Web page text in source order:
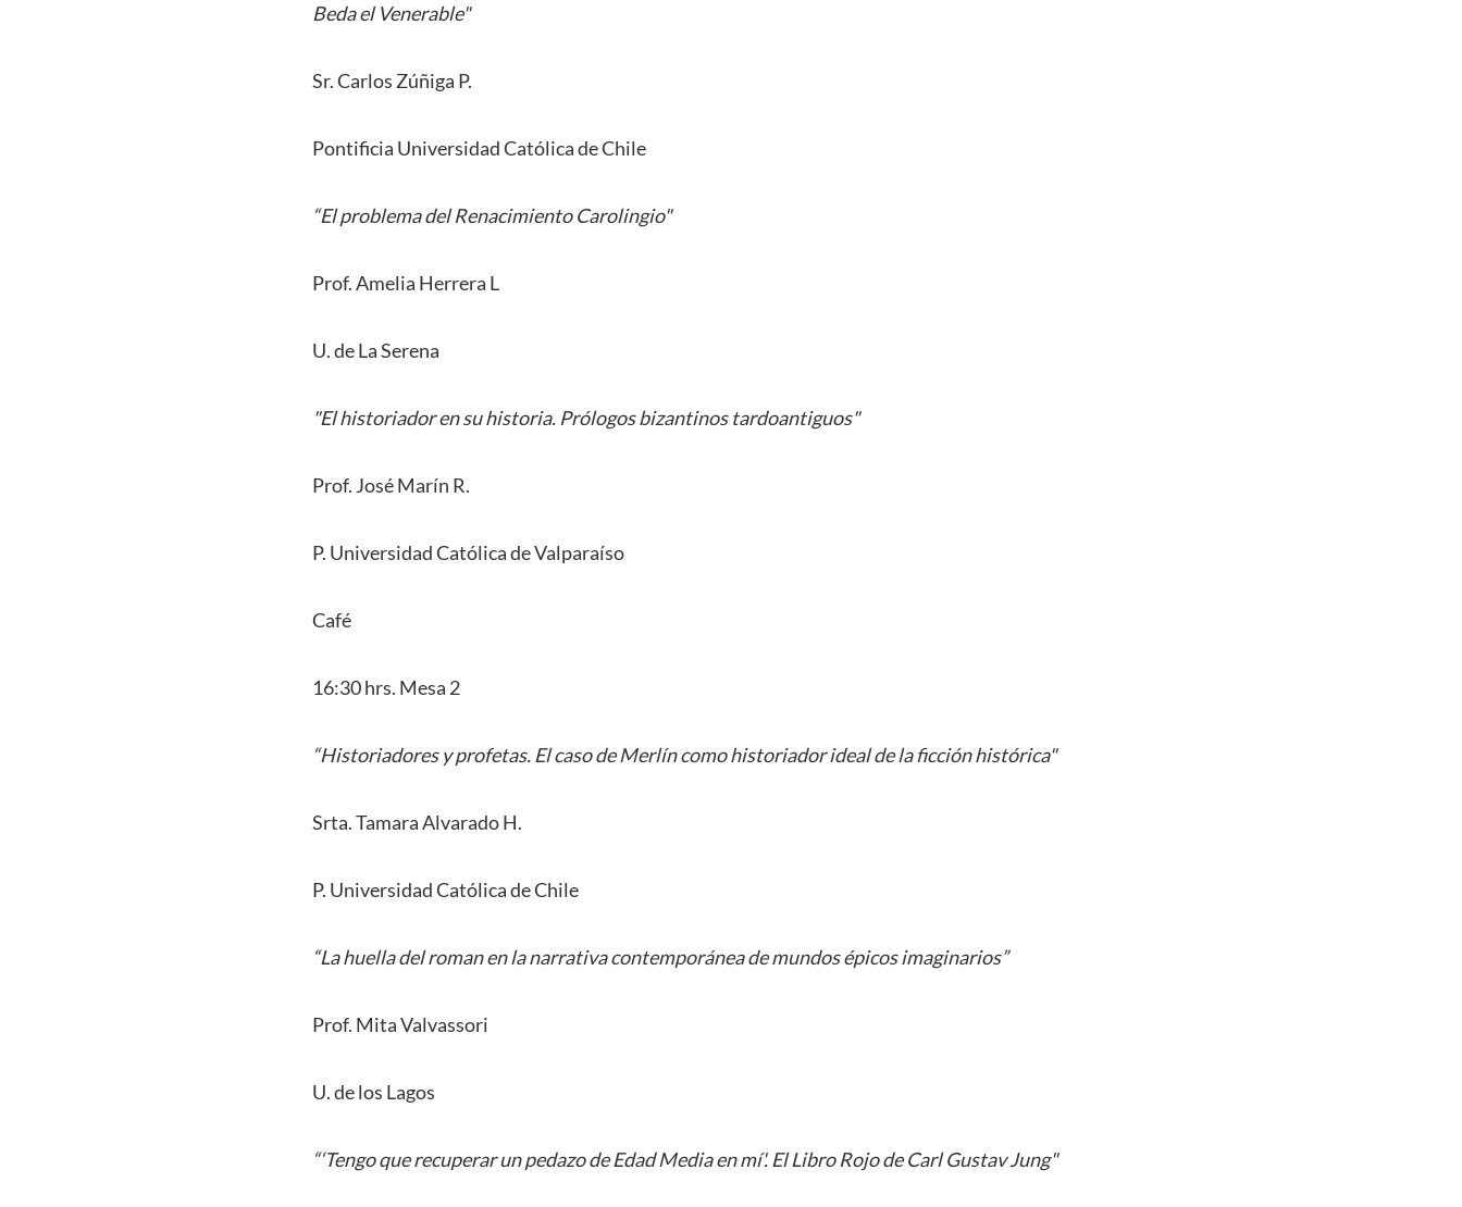
Beda el Venerable"
Sr. Carlos Zúñiga P.
Pontificia Universidad Católica de Chile
“El problema del Renacimiento Carolingio"
Prof. Amelia Herrera L
U. de La Serena
"El historiador en su historia. Prólogos bizantinos tardoantiguos"
Prof. José Marín R.
P. Universidad Católica de Valparaíso
Café
16:30 hrs. Mesa 2
“Historiadores y profetas. El caso de Merlín como historiador ideal de la ficción histórica"
Srta. Tamara Alvarado H.
P. Universidad Católica de Chile
“La huella del roman en la narrativa contemporánea de mundos épicos imaginarios”
Prof. Mita Valvassori
U. de los Lagos
“‘Tengo que recuperar un pedazo de Edad Media en mí'. El Libro Rojo de Carl Gustav Jung"